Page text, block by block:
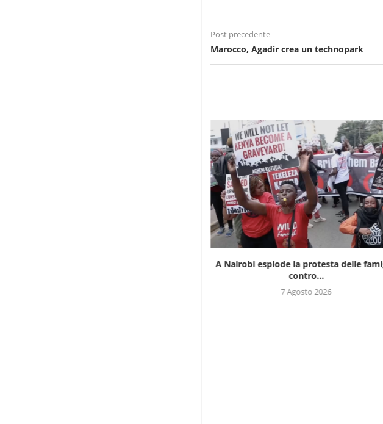
Post precedente
Marocco, Agadir crea un technopark
A Nairobi esplode la protesta delle
contro...
7 Agosto 2026